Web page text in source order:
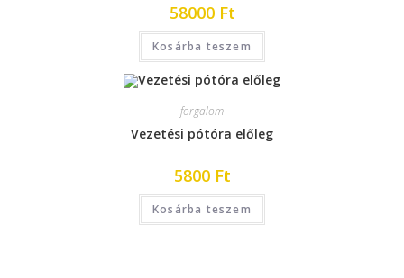
58000 Ft
Kosárba teszem
forgalom
Vezetési pótóra előleg
5800 Ft
Kosárba teszem